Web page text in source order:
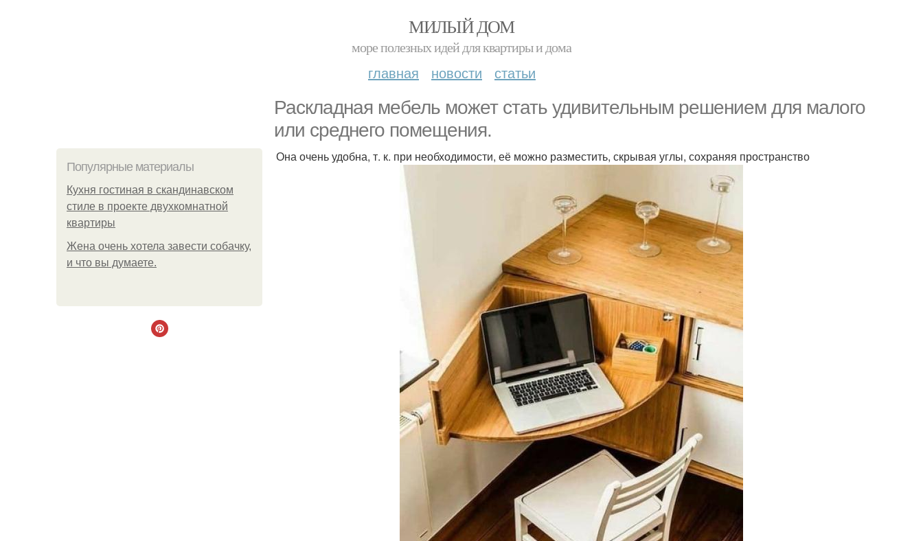
МИЛЫЙ ДОМ
море полезных идей для квартиры и дома
главная новости статьи
Раскладная мебель может стать удивительным решением для малого
или среднего помещения.
Популярные материалы
Кухня гостиная в скандинавском
стиле в проекте двухкомнатной
квартиры
Жена очень хотела завести собачку,
и что вы думаете.
Она очень удобна, т. к. при необходимости, её можно разместить, скрывая углы, сохраняя пространство